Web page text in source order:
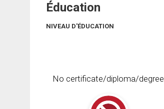
Éducation
NIVEAU D'ÉDUCATION
No certificate/diploma/degree